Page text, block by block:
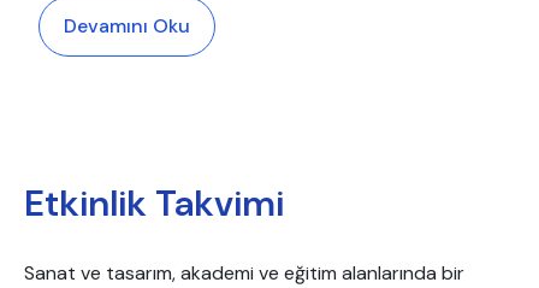
Devamını Oku
Etkinlik Takvimi
Sanat ve tasarım, akademi ve eğitim alanlarında bir